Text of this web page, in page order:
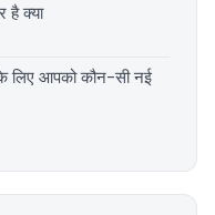
है क्या
लिए आपको कौन-सी नई